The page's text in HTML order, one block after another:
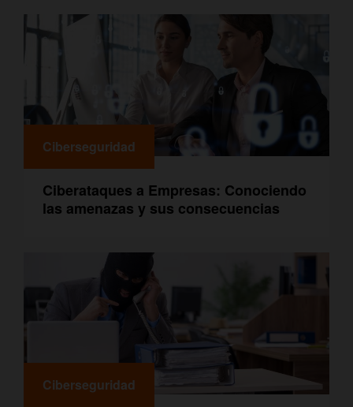
Ciberseguridad
Ciberataques a Empresas: Conociendo
las amenazas y sus consecuencias
Ciberseguridad